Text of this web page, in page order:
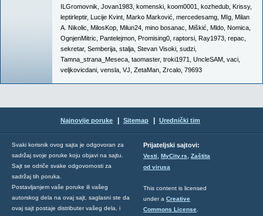
ILGromovnik Jovan1983 komenski koom0001 kozhedub Krissy,
leptirleptir, Lucije Kvint Marko Marković mercedesamg MIg Milan
A. Nikolic MilosKop Milun24 mino bosanac Miškić Mldo Nomica
OgnjenMitric Pantelejmon Promising0 raptorsi Ray1973 repac
sekretar, Semberija stalja Stevan Visoki sudzi
Tamna_strana_Meseca taomaster, troki1971 UncleSAM vaci
veljkovicdani vensla VJ ZetaMan Zrcalo 79693
Najnovije poruke Sitemap Urednički tim
Svaki korisnik ovog sajta je odgovoran za
sadržaj svoje poruke koju objavi na sajtu.
Sajt se odriče svake odgovornosti za
sadržaj tih poruka.
Postavljanjem vaše poruke ili vašeg
autorskog dela na ovaj sajt, saglasni ste da
ovaj sajt postaje distributer vašeg dela, i
Prijateljski sajtovi:
Vesti, MyCity.rs, Zaštita
od virusa
This content is licensed
under a Creative
Commons License